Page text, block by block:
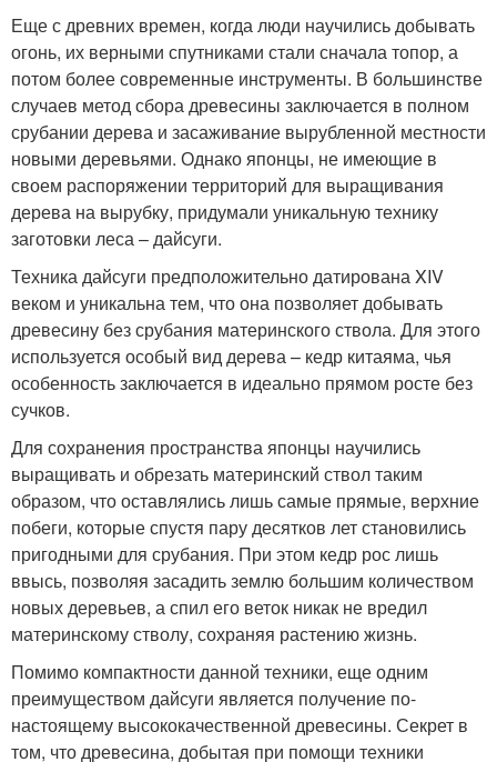
Еще с древних времен, когда люди научились добывать
огонь, их верными спутниками стали сначала топор, а
потом более современные инструменты. В большинстве
случаев метод сбора древесины заключается в полном
срубании дерева и засаживание вырубленной местности
новыми деревьями. Однако японцы, не имеющие в
своем распоряжении территорий для выращивания
дерева на вырубку, придумали уникальную технику
заготовки леса – дайсуги.
Техника дайсуги предположительно датирована XIV
веком и уникальна тем, что она позволяет добывать
древесину без срубания материнского ствола. Для этого
используется особый вид дерева – кедр китаяма, чья
особенность заключается в идеально прямом росте без
сучков.
Для сохранения пространства японцы научились
выращивать и обрезать материнский ствол таким
образом, что оставлялись лишь самые прямые, верхние
побеги, которые спустя пару десятков лет становились
пригодными для срубания. При этом кедр рос лишь
ввысь, позволяя засадить землю большим количеством
новых деревьев, а спил его веток никак не вредил
материнскому стволу, сохраняя растению жизнь.
Помимо компактности данной техники, еще одним
преимуществом дайсуги является получение по-
настоящему высококачественной древесины. Секрет в
том, что древесина, добытая при помощи техники